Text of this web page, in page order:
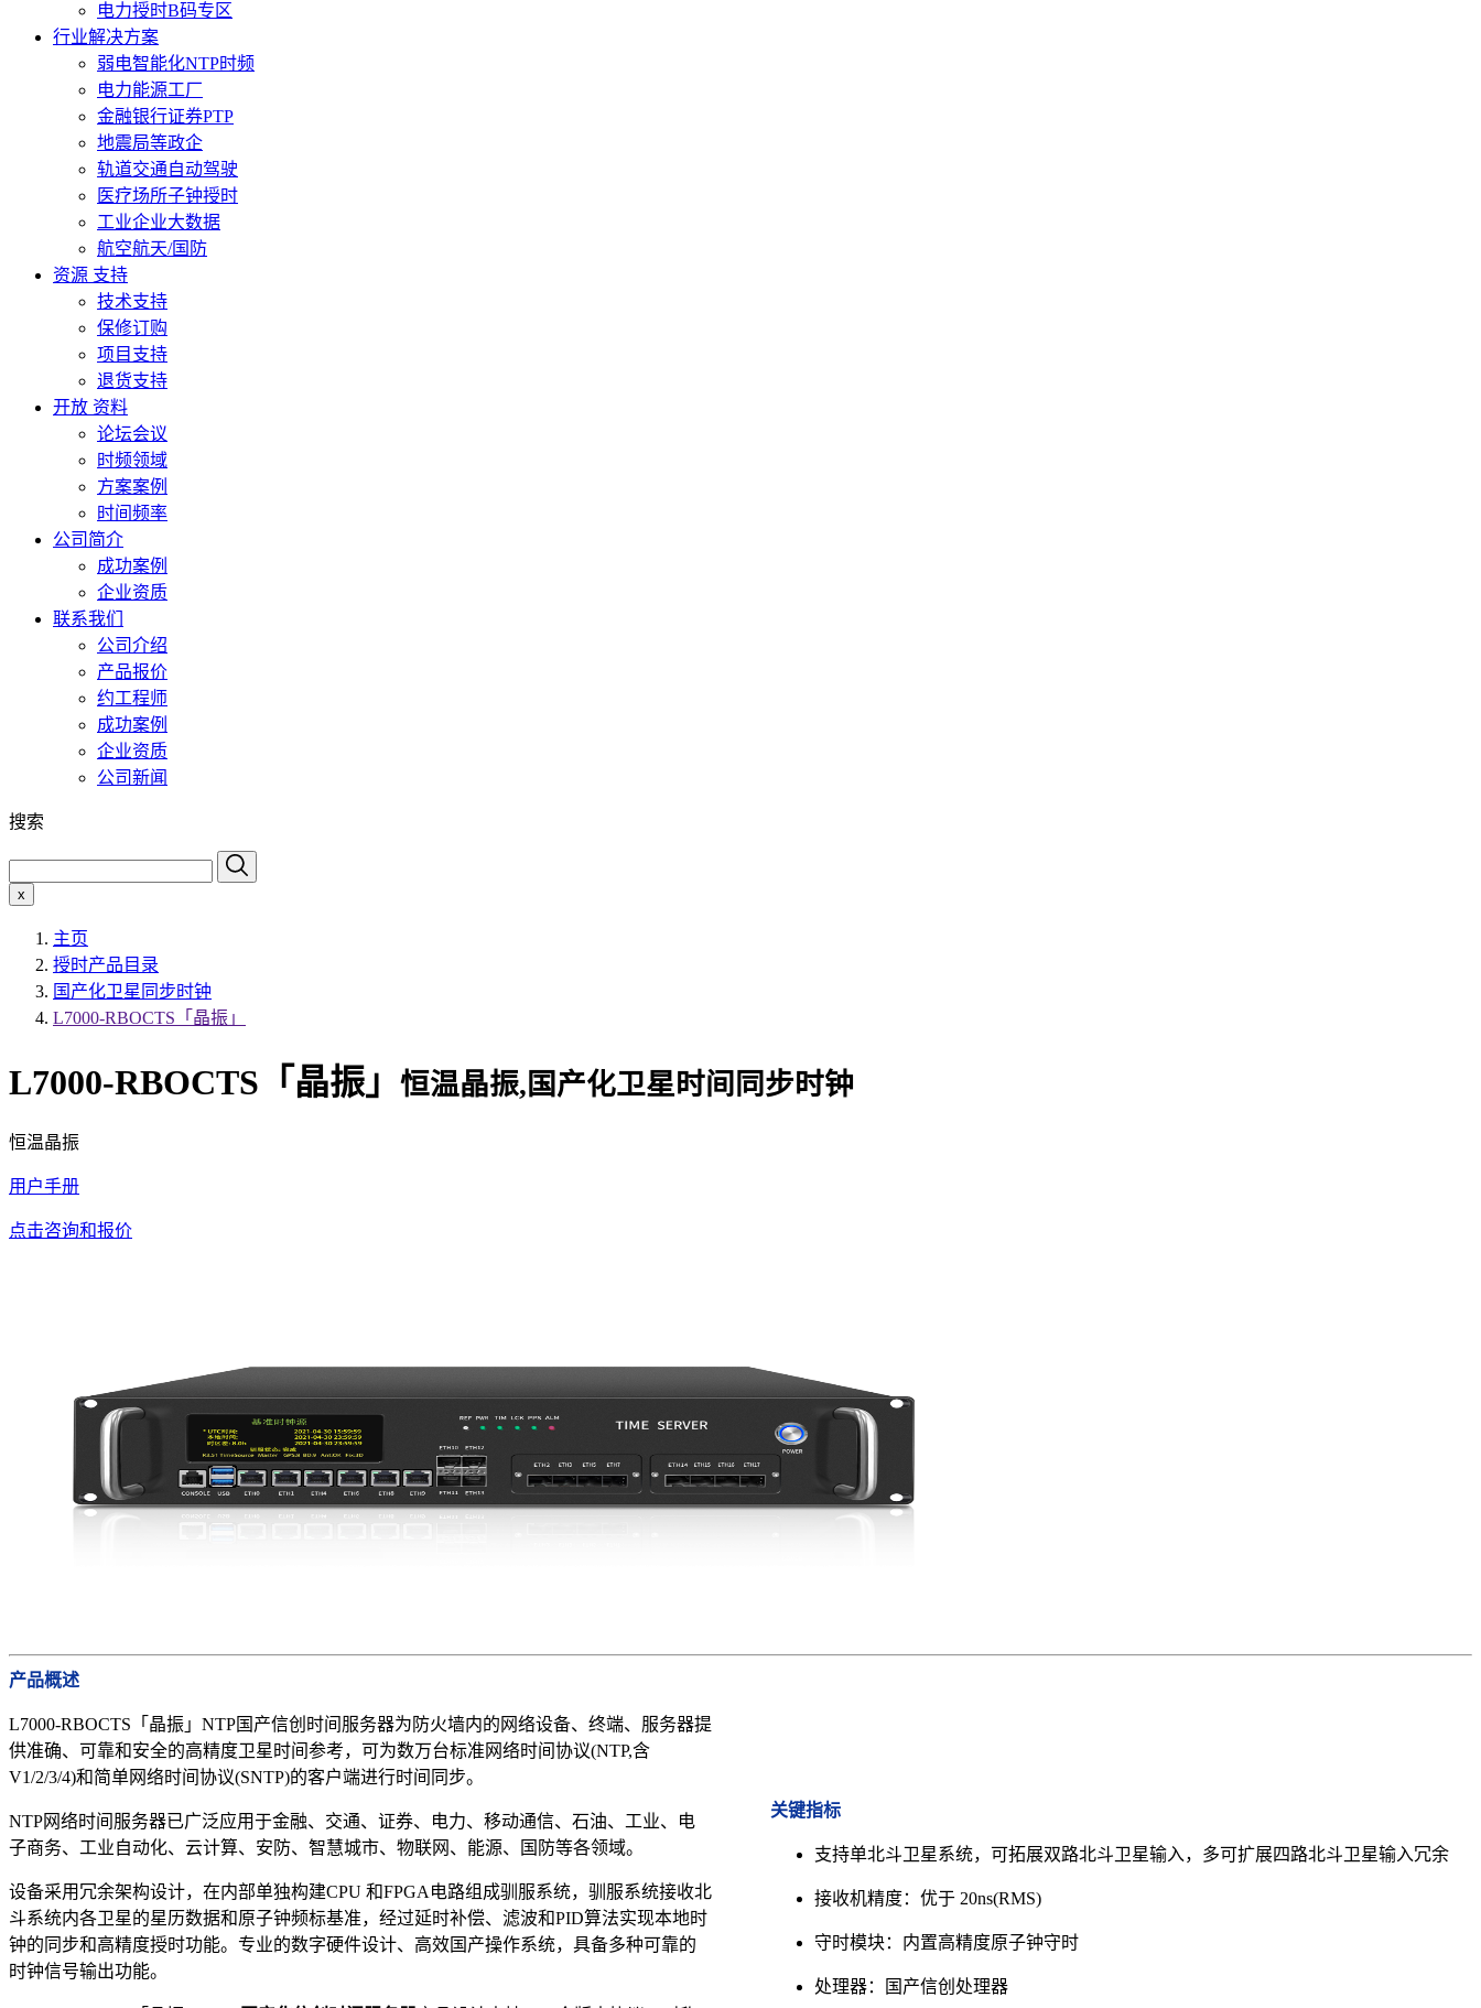
电力授时B码专区
行业解决方案
弱电智能化NTP时频
电力能源工厂
金融银行证券PTP
地震局等政企
轨道交通自动驾驶
医疗场所子钟授时
工业企业大数据
航空航天/国防
资源 支持
技术支持
保修订购
项目支持
退货支持
开放 资料
论坛会议
时频领域
方案案例
时间频率
公司简介
成功案例
企业资质
联系我们
公司介绍
产品报价
约工程师
成功案例
企业资质
公司新闻
搜索
x
主页
授时产品目录
国产化卫星同步时钟
L7000-RBOCTS「晶振」
L7000-RBOCTS「晶振」 恒温晶振,国产化卫星时间同步时钟
恒温晶振
用户手册
点击咨询和报价
产品概述
L7000-RBOCTS「晶振」NTP国产信创时间服务器为防火墙内的网络设备、终端、服务器提
供准确、可靠和安全的高精度卫星时间参考，可为数万台标准网络时间协议(NTP,含
V1/2/3/4)和简单网络时间协议(SNTP)的客户端进行时间同步。
NTP网络时间服务器已广泛应用于金融、交通、证券、电力、移动通信、石油、工业、电
子商务、工业自动化、云计算、安防、智慧城市、物联网、能源、国防等各领域。
设备采用冗余架构设计，在内部单独构建CPU 和FPGA电路组成驯服系统，驯服系统接收北
斗系统内各卫星的星历数据和原子钟频标基准，经过延时补偿、滤波和PID算法实现本地时
钟的同步和高精度授时功能。专业的数字硬件设计、高效国产操作系统，具备多种可靠的
时钟信号输出功能。
关键指标
支持单北斗卫星系统，可拓展双路北斗卫星输入，多可扩展四路北斗卫星输入冗余
接收机精度：优于 20ns(RMS)
守时模块：内置高精度原子钟守时
处理器：国产信创处理器